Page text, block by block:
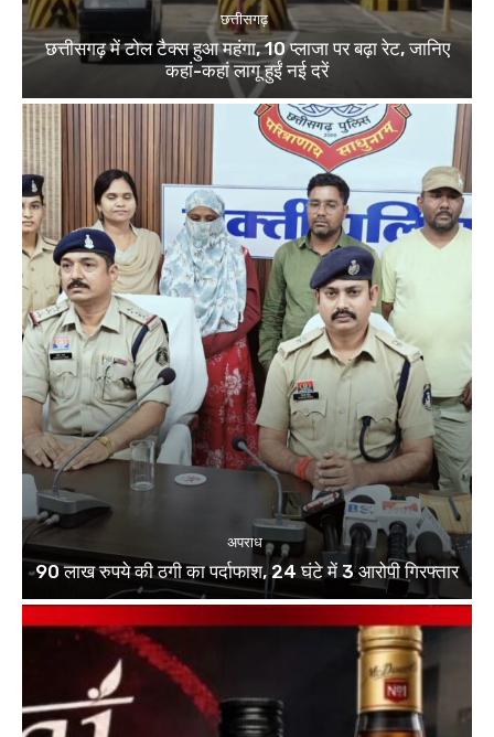
छत्तीसगढ़
छत्तीसगढ़ में टोल टैक्स हुआ महंगा, 10 प्लाजा पर बढ़ा रेट, जानिए
कहां-कहां लागू हुईं नई दरें
अपराध
90 लाख रुपये की ठगी का पर्दाफाश, 24 घंटे में 3 आरोपी गिरफ्तार